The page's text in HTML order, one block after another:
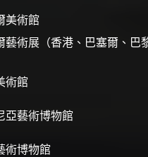
美術館
藝術展（香港、巴塞爾、巴
術館
亞藝術博物館
術博物館